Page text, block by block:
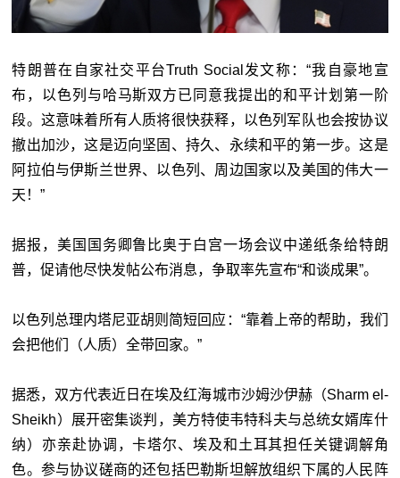
特朗普在自家社交平台Truth Social发文称：“我自豪地宣
布，以色列与哈马斯双方已同意我提出的和平计划第一阶
段。这意味着所有人质将很快获释，以色列军队也会按协议
撤出加沙，这是迈向坚固、持久、永续和平的第一步。这是
阿拉伯与伊斯兰世界、以色列、周边国家以及美国的伟大一
天！”
据报，美国国务卿鲁比奥于白宫一场会议中递纸条给特朗
普，促请他尽快发帖公布消息，争取率先宣布“和谈成果”。
以色列总理内塔尼亚胡则简短回应：“靠着上帝的帮助，我们
会把他们（人质）全带回家。”
据悉，双方代表近日在埃及红海城市沙姆沙伊赫（Sharm el-
Sheikh）展开密集谈判，美方特使韦特科夫与总统女婿库什
纳）亦亲赴协调，卡塔尔、埃及和土耳其担任关键调解角
色。参与协议磋商的还包括巴勒斯坦解放组织下属的人民阵